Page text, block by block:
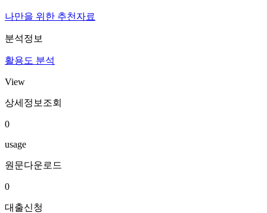
나만을 위한 추천자료
분석정보
활용도 분석
View
상세정보조회
0
usage
원문다운로드
0
대출신청